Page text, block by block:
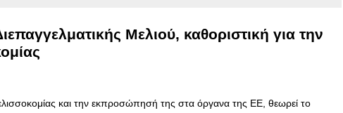
Μελιού, καθοριστική για την
και την εκπροσώπησή της στα όργανα της ΕΕ, θεωρεί το